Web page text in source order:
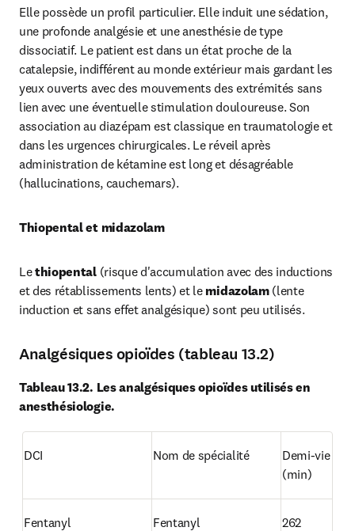
Elle possède un profil particulier. Elle induit une sédation,
une profonde analgésie et une anesthésie de type
dissociatif. Le patient est dans un état proche de la
catalepsie, indifférent au monde extérieur mais gardant les
yeux ouverts avec des mouvements des extrémités sans
lien avec une éventuelle stimulation douloureuse. Son
association au diazépam est classique en traumatologie et
dans les urgences chirurgicales. Le réveil après
administration de kétamine est long et désagréable
(hallucinations, cauchemars).
Thiopental et midazolam
Le thiopental (risque d'accumulation avec des inductions
et des rétablissements lents) et le midazolam (lente
induction et sans effet analgésique) sont peu utilisés.
Analgésiques opioïdes (tableau 13.2)
Tableau 13.2. Les analgésiques opioïdes utilisés en
anesthésiologie.
DCI Nom de spécialité
Demi-vie
(min)
Fentanyl Fentanyl 262